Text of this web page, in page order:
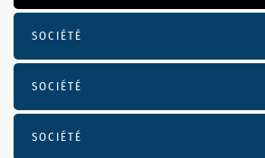
SOCIÉTÉ
SOCIÉTÉ
SOCIÉTÉ